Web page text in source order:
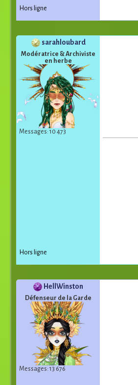
Hors ligne
sarahloubard
Modératrice & Archiviste
en herbe
Messages: 10 473
Hors ligne
HellWinston
Défenseur de la Garde
Messages: 13 676